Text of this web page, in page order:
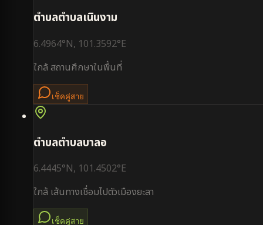
ตำบลตำบลเนินงาม
6.4964°N, 101.3592°E
ใกล้สถานศึกษาในพื้นที่
เช็คคู่สาย
ตำบลตำบลบาลอ
6.4445°N, 101.4502°E
ใกล้ เส้นทางเชื่อมไปตัวเมืองยะลา
เช็คคู่สาย